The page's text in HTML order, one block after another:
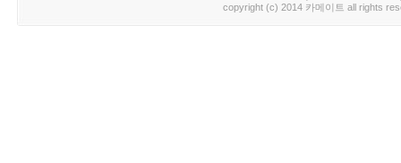
copyright (c) 2014 카메이트 all rights